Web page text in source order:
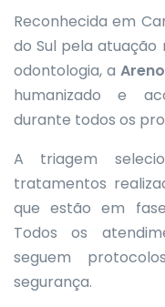
Reconhecida em
do Sul pela atuação
odontologia, a Areno
humanizado e
durante todos os
A triagem
tratamentos
que estão em
Todos os
seguem
segurança.